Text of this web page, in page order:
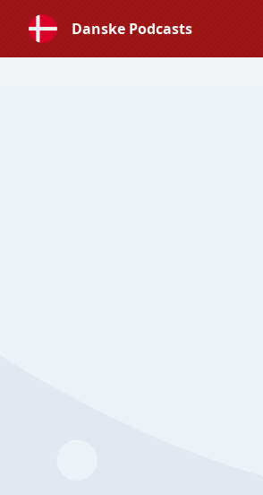
Danske Podcasts